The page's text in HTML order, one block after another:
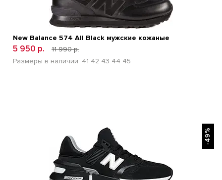
New Balance 574 All Black мужские кожаные
5 950 р.
11 990 р.
Размеры в наличии: 41 42 43 44 45
-49%